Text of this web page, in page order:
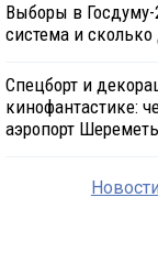
Выборы в Госдуму-
система и
Спецборт и
кинофантастике:
аэропорт